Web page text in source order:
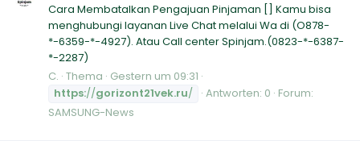
Cara Membatalkan Pengajuan Pinjaman [] Kamu bisa
menghubungi layanan Live Chat melalui Wa di (O878-
*-6359-*-4927). Atau Call center Spinjam.(0823-*-6387-
*-2287)
C. Thema Gestern um 09:31
https://gorizont21vek.ru/ Antworten: 0 Forum:
SAMSUNG-News